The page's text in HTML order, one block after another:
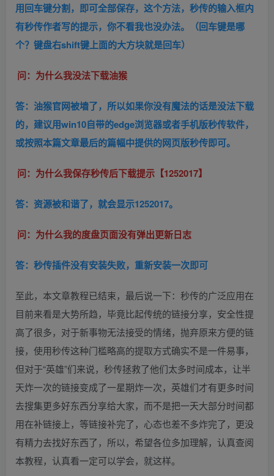
用回车键分割，即可全部保存，这个方法，秒传的输入框内
有秒传作者写的提示，你不看我也没办法。（回车键是哪
个？键盘右shift键上面的大方块就是回车）
问：为什么我没法下载油猴
答：油猴官网被墙了，所以如果你没有魔法的话是没法下载
的，建议用win10自带的edge浏览器或者手机版秒传软件，
或按照本篇文章最后的篇幅中提供的网页版秒传即可。
问：为什么我保存秒传后下载提示【1252017】
答：资源被和谐了，就会显示1252017。
问：为什么我的度盘页面没有弹出更新日志
答：秒传插件没有安装失败，重新安装一次即可
至此，本文章教程已结束，最后说一下：秒传的广泛应用在
目前来看是大势所趋，毕竟比起传统的链接分享，安全性提
高了很多，对于新事物无法接受的情绪，抛弃原来方便的链
接，使用秒传这种门槛略高的提取方式确实不是一件易事，
但对于“英雄”们来说，秒传拯救了他们太多时间成本，让半
天炸一次的链接变成了一星期炸一次，英雄们才有更多时间
去搜集更多好东西分享给大家，而不是把一天大部分时间都
用在补链接上，等链接补完了，心态也差不多炸完了，更没
有精力去找好东西了，所以，希望各位多加理解，认真查阅
本教程，认真看一定可以学会，就这样。